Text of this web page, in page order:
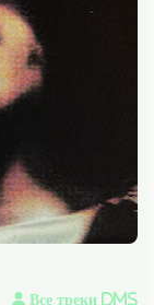
Все треки Dms